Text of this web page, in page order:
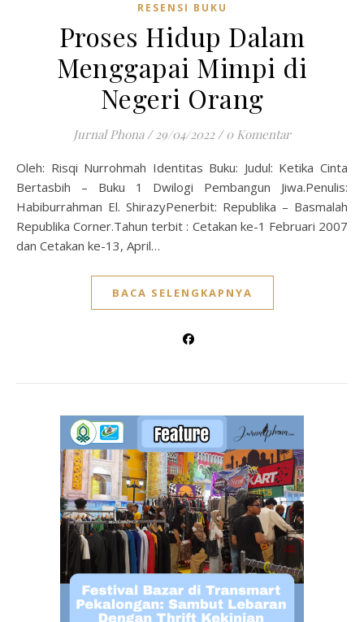
RESENSI BUKU
Proses Hidup Dalam
Menggapai Mimpi di
Negeri Orang
Jurnal Phona / 29/04/2022 / 0 Komentar
Oleh: Risqi Nurrohmah Identitas Buku: Judul: Ketika Cinta
Bertasbih – Buku 1 Dwilogi Pembangun Jiwa.Penulis:
Habiburrahman El. ShirazyPenerbit: Republika – Basmalah
Republika Corner.Tahun terbit : Cetakan ke-1 Februari 2007
dan Cetakan ke-13, April…
BACA SELENGKAPNYA